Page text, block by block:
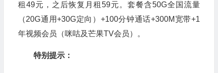
租49元，之后恢复月租59元。套餐含50G全国流量
（20G通用+‌30G定向）+100分钟通话+300M宽带+1
年视频会员（咪咕及芒果TV会员）。
特别提示：